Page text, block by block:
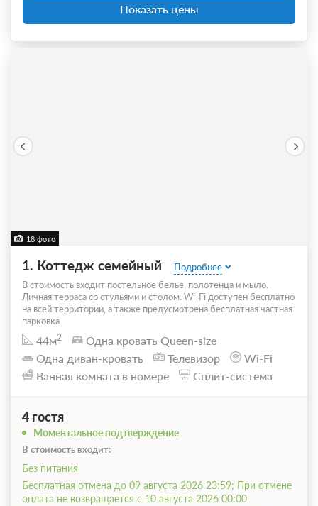
Показать цены
18 фото
1. Коттедж семейный
Подробнее
В стоимость входит постельное белье, полотенца и мыло.
Личная терраса со стульями и столом. Wi-Fi доступен бесплатно
на всей территории, а также предусмотрена бесплатная частная
парковка.
44м2
Одна кровать Queen-size
Одна диван-кровать
Телевизор
Wi-Fi
Ванная комната в номере
Сплит-система
4 гостя
Моментальное подтверждение
В стоимость входит:
Без питания
Бесплатная отмена до 09 августа 2026 23:59; При отмене
оплата не возвращается с 10 августа 2026 00:00